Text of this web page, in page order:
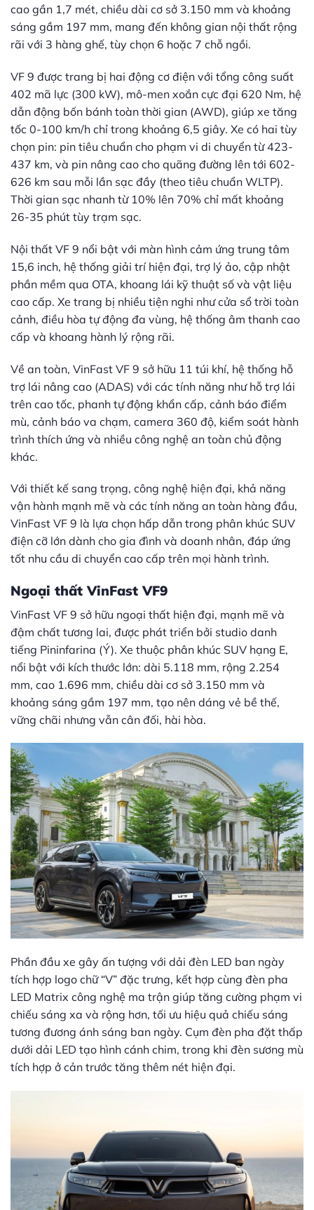
cao gần 1,7 mét, chiều dài cơ sở 3.150 mm và khoảng
sáng gầm 197 mm, mang đến không gian nội thất rộng
rãi với 3 hàng ghế, tùy chọn 6 hoặc 7 chỗ ngồi.
VF 9 được trang bị hai động cơ điện với tổng công suất
402 mã lực (300 kW), mô-men xoắn cực đại 620 Nm, hệ
dẫn động bốn bánh toàn thời gian (AWD), giúp xe tăng
tốc 0-100 km/h chỉ trong khoảng 6,5 giây. Xe có hai tùy
chọn pin: pin tiêu chuẩn cho phạm vi di chuyển từ 423-
437 km, và pin nâng cao cho quãng đường lên tới 602-
626 km sau mỗi lần sạc đầy (theo tiêu chuẩn WLTP).
Thời gian sạc nhanh từ 10% lên 70% chỉ mất khoảng
26-35 phút tùy trạm sạc.
Nội thất VF 9 nổi bật với màn hình cảm ứng trung tâm
15,6 inch, hệ thống giải trí hiện đại, trợ lý ảo, cập nhật
phần mềm qua OTA, khoang lái kỹ thuật số và vật liệu
cao cấp. Xe trang bị nhiều tiện nghi như cửa sổ trời toàn
cảnh, điều hòa tự động đa vùng, hệ thống âm thanh cao
cấp và khoang hành lý rộng rãi.
Về an toàn, VinFast VF 9 sở hữu 11 túi khí, hệ thống hỗ
trợ lái nâng cao (ADAS) với các tính năng như hỗ trợ lái
trên cao tốc, phanh tự động khẩn cấp, cảnh báo điểm
mù, cảnh báo va chạm, camera 360 độ, kiểm soát hành
trình thích ứng và nhiều công nghệ an toàn chủ động
khác.
Với thiết kế sang trọng, công nghệ hiện đại, khả năng
vận hành mạnh mẽ và các tính năng an toàn hàng đầu,
VinFast VF 9 là lựa chọn hấp dẫn trong phân khúc SUV
điện cỡ lớn dành cho gia đình và doanh nhân, đáp ứng
tốt nhu cầu di chuyển cao cấp trên mọi hành trình.
Ngoại thất VinFast VF9
VinFast VF 9 sở hữu ngoại thất hiện đại, mạnh mẽ và
đậm chất tương lai, được phát triển bởi studio danh
tiếng Pininfarina (Ý). Xe thuộc phân khúc SUV hạng E,
nổi bật với kích thước lớn: dài 5.118 mm, rộng 2.254
mm, cao 1.696 mm, chiều dài cơ sở 3.150 mm và
khoảng sáng gầm 197 mm, tạo nên dáng vẻ bề thế,
vững chãi nhưng vẫn cân đối, hài hòa.
Phần đầu xe gây ấn tượng với dải đèn LED ban ngày
tích hợp logo chữ “V” đặc trưng, kết hợp cùng đèn pha
LED Matrix công nghệ ma trận giúp tăng cường phạm vi
chiếu sáng xa và rộng hơn, tối ưu hiệu quả chiếu sáng
tương đương ánh sáng ban ngày. Cụm đèn pha đặt thấp
dưới dải LED tạo hình cánh chim, trong khi đèn sương mù
tích hợp ở cản trước tăng thêm nét hiện đại.